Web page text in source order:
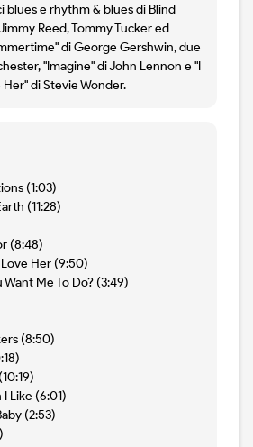
blues e rhythm & blues di Blind
Reed, Tommy Tucker ed
di George Gershwin, due
"Imagine" di John Lennon e "I
Her" di Stevie Wonder.
(1:03)
(11:28)
(8:48)
Love Her (9:50)
Want Me To Do? (3:49)
(8:50)
I Like (6:01)
(2:53)